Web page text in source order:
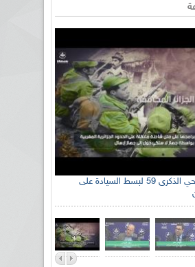
الإذاعة الجزائرية تحي الذكرى 59 لبسط السيادة على